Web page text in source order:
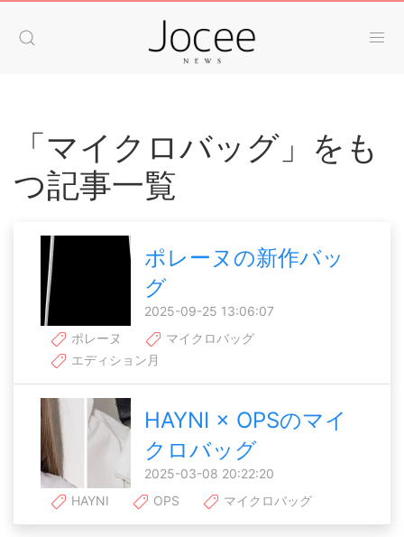
「マイクロバッグ」をも
つ記事一覧
ポレーヌの新作バッ
グ
2025-09-25 13:06:07
ポレーヌ
マイクロバッグ
エディション月
HAYNI × OPSのマイ
クロバッグ
2025-03-08 20:22:20
HAYNI
OPS マイクロバッグ